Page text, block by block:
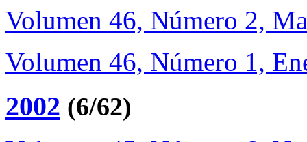
Volumen 46, Número 2,
Volumen 46, Número 1,
2002 (6/62)